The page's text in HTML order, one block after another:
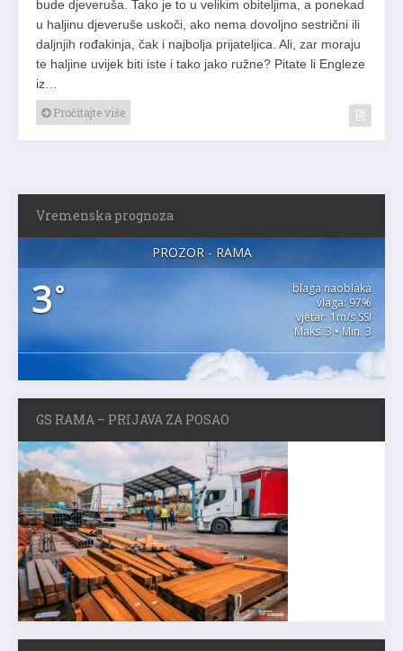
bude djeveruša. Tako je to u velikim obiteljima, a ponekad
u haljinu djeveruše uskoči, ako nema dovoljno sestrični ili
daljnjih rođakinja, čak i najbolja prijateljica. Ali, zar moraju
te haljine uvijek biti iste i tako jako ružne? Pitate li Engleze
iz…
Pročitajte više
Vremenska prognoza
PROZOR - RAMA
3°
blaga naoblaka
vlaga: 97%
vjetar: 1m/s SSI
Maks. 3 • Min. 3
GS RAMA – PRIJAVA ZA POSAO